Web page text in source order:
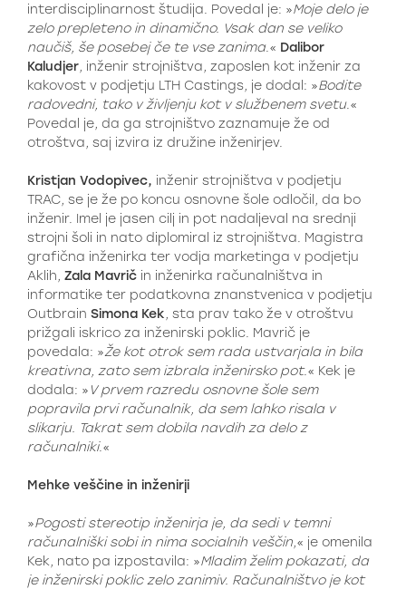
interdisciplinarnost študija. Povedal je: »Moje delo je
zelo prepleteno in dinamično. Vsak dan se veliko
naučiš, še posebej če te vse zanima.« Dalibor
Kaludjer, inženir strojništva, zaposlen kot inženir za
kakovost v podjetju LTH Castings, je dodal: »Bodite
radovedni, tako v življenju kot v službenem svetu.«
Povedal je, da ga strojništvo zaznamuje že od
otroštva, saj izvira iz družine inženirjev.
Kristjan Vodopivec, inženir strojništva v podjetju
TRAC, se je že po koncu osnovne šole odločil, da bo
inženir. Imel je jasen cilj in pot nadaljeval na srednji
strojni šoli in nato diplomiral iz strojništva. Magistra
grafična inženirka ter vodja marketinga v podjetju
Aklih, Zala Mavrič in inženirka računalništva in
informatike ter podatkovna znanstvenica v podjetju
Outbrain Simona Kek, sta prav tako že v otroštvu
prižgali iskrico za inženirski poklic. Mavrič je
povedala: »Že kot otrok sem rada ustvarjala in bila
kreativna, zato sem izbrala inženirsko pot.« Kek je
dodala: » V prvem razredu osnovne šole sem
popravila prvi računalnik, da sem lahko risala v
slikarju. Takrat sem dobila navdih za delo z
računalniki.«
Mehke veščine in inženirji
»Pogosti stereotip inženirja je, da sedi v temni
računalniški sobi in nima socialnih veščin,« je omenila
Kek, nato pa izpostavila: »Mladim želim pokazati, da
je inženirski poklic zelo zanimiv. Računalništvo je kot